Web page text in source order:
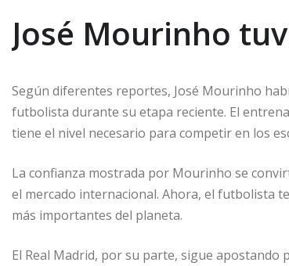
José Mourinho
Según diferentes reportes, José Mourinho
futbolista durante su etapa reciente. El
tiene el nivel necesario para competir en los
La confianza mostrada por Mourinho se
el mercado internacional. Ahora, el futbolista
más importantes del planeta.
El Real Madrid, por su parte, sigue apostando